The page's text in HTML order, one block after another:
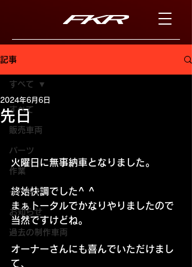
記事
すべて
販売車両
パーツ
作業
イベント
お知らせ
過去の制作車両
すべて
先日
2024年6月6日
火曜日に無事納車となりました。
終始快調でした^ ^
まぁトータルでかなりやりましたので
当然ですけどね。
オーナーさんにも喜んでいただけまし
て、